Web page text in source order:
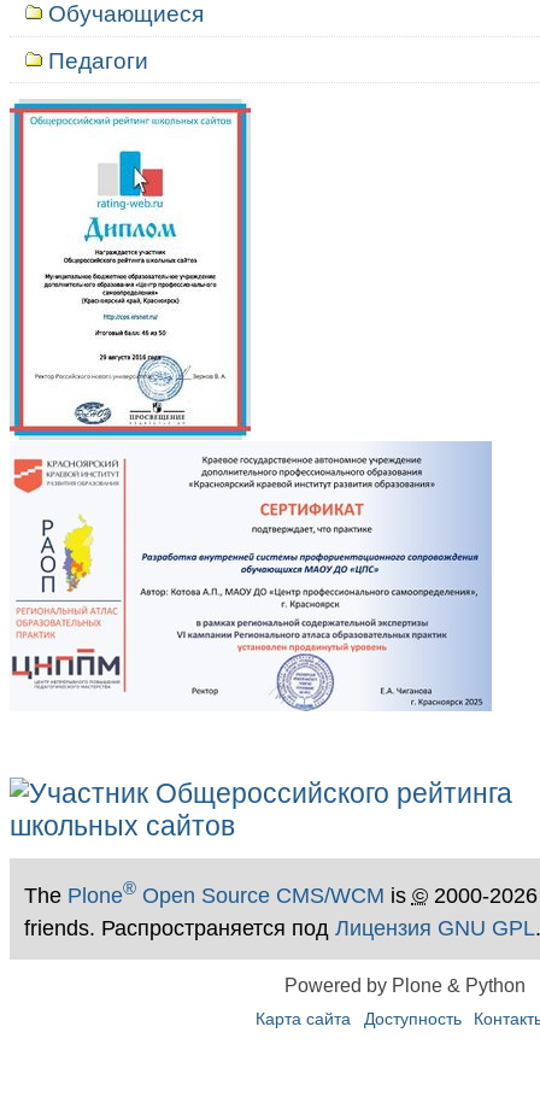
Обучающиеся
Педагоги
The Plone®Open Source CMS/WCM is ©2000-
friends. Распространяется под Лицензия GNU GPL.
Powered by Plone & Python
Карта сайта Доступность